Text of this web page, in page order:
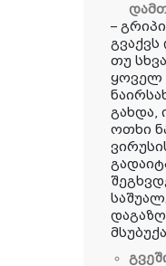
–
თუ
ყოველ
გახდა,
ოთხი